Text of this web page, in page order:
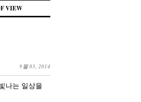
VIEW
9월 03, 2014
나는 일상을